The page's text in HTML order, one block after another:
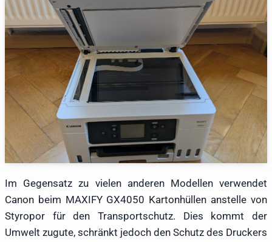
Im Gegensatz zu vielen anderen Modellen verwendet
Canon beim MAXIFY GX4050 Kartonhüllen anstelle von
Styropor für den Transportschutz. Dies kommt der
Umwelt zugute, schränkt jedoch den Schutz des Druckers